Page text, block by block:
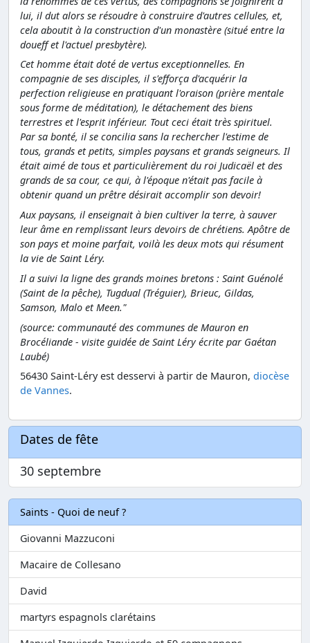
lui, il dut alors se résoudre à construire d'autres cellules, et,
cela aboutit à la construction d'un monastère (situé entre la
doueff et l'actuel presbytère).
Cet homme était doté de vertus exceptionnelles. En
compagnie de ses disciples, il s'efforça d'acquérir la
perfection religieuse en pratiquant l'oraison (prière mentale
sous forme de méditation), le détachement des biens
terrestres et l'esprit inférieur. Tout ceci était très spirituel.
Par sa bonté, il se concilia sans la rechercher l'estime de
tous, grands et petits, simples paysans et grands seigneurs. Il
était aimé de tous et particulièrement du roi Judicaël et des
grands de sa cour, ce qui, à l'époque n'était pas facile à
obtenir quand un prêtre désirait accomplir son devoir!
Aux paysans, il enseignait à bien cultiver la terre, à sauver
leur âme en remplissant leurs devoirs de chrétiens. Apôtre de
son pays et moine parfait, voilà les deux mots qui résument
la vie de Saint Léry.
Il a suivi la ligne des grands moines bretons : Saint Guénolé
(Saint de la pêche), Tugdual (Tréguier), Brieuc, Gildas,
Samson, Malo et Meen."
(source: communauté des communes de Mauron en
Brocéliande - visite guidée de Saint Léry écrite par Gaétan
Laubé)
56430 Saint-Léry est desservi à partir de Mauron, diocèse
de Vannes.
Dates de fête
30 septembre
Saints - Quoi de neuf ?
Giovanni Mazzuconi
Macaire de Collesano
David
martyrs espagnols clarétains